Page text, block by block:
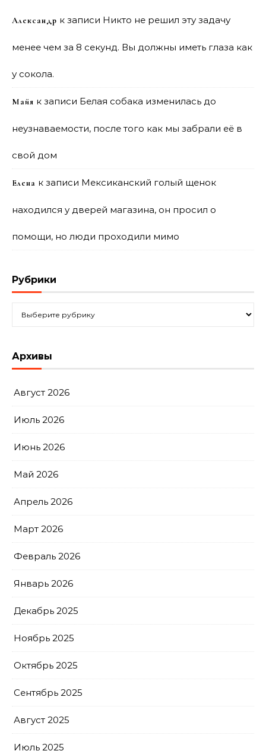
Александр к записи Никто не решил эту задачу
менее чем за 8 секунд. Вы должны иметь глаза как
у сокола.
Майя к записи Белая собака изменилась до
неузнаваемости, после того как мы забрали её в
свой дом
Елена к записи Мексиканский голый щенок
находился у дверей магазина, он просил о
помощи, но люди проходили мимо
Рубрики
Архивы
Август 2026
Июль 2026
Июнь 2026
Май 2026
Апрель 2026
Март 2026
Февраль 2026
Январь 2026
Декабрь 2025
Ноябрь 2025
Октябрь 2025
Сентябрь 2025
Август 2025
Июль 2025